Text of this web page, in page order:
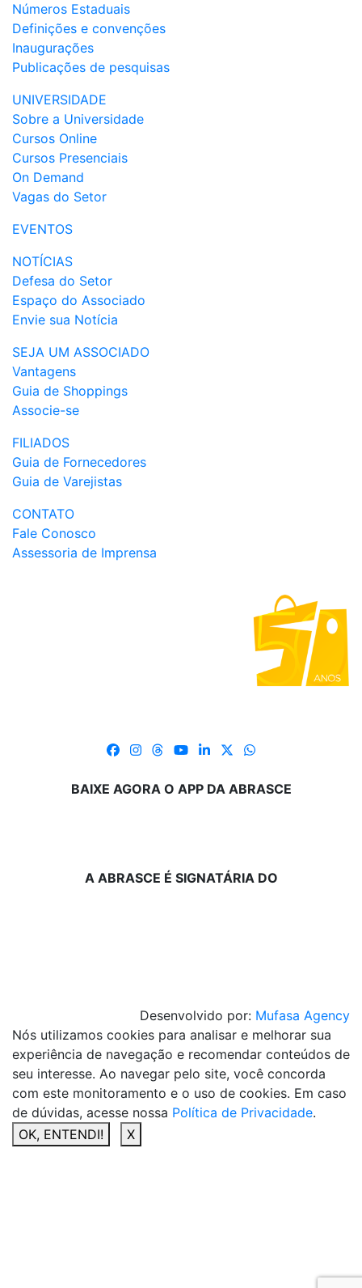
Números Estaduais
Definições e convenções
Inaugurações
Publicações de pesquisas
UNIVERSIDADE
Sobre a Universidade
Cursos Online
Cursos Presenciais
On Demand
Vagas do Setor
EVENTOS
NOTÍCIAS
Defesa do Setor
Espaço do Associado
Envie sua Notícia
SEJA UM ASSOCIADO
Vantagens
Guia de Shoppings
Associe-se
FILIADOS
Guia de Fornecedores
Guia de Varejistas
CONTATO
Fale Conosco
Assessoria de Imprensa
BAIXE AGORA O APP DA ABRASCE
A ABRASCE É SIGNATÁRIA DO
Desenvolvido por: Mufasa Agency
Nós utilizamos cookies para analisar e melhorar sua
experiência de navegação e recomendar conteúdos de
seu interesse. Ao navegar pelo site, você concorda
com este monitoramento e o uso de cookies. Em caso
de dúvidas, acesse nossa Política de Privacidade.
OK, ENTENDI!
X